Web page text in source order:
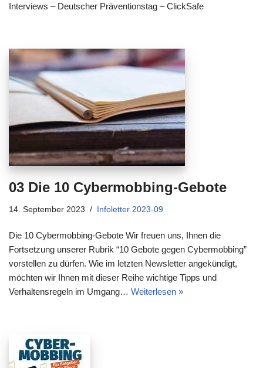
Interviews – Deutscher Präventionstag – ClickSafe
03 Die 10 Cybermobbing-Gebote
14. September 2023 Infoletter 2023-09
Die 10 Cybermobbing-Gebote Wir freuen uns, Ihnen die
Fortsetzung unserer Rubrik “10 Gebote gegen Cybermobbing”
vorstellen zu dürfen. Wie im letzten Newsletter angekündigt,
möchten wir Ihnen mit dieser Reihe wichtige Tipps und
Verhaltensregeln im Umgang… Weiterlesen »